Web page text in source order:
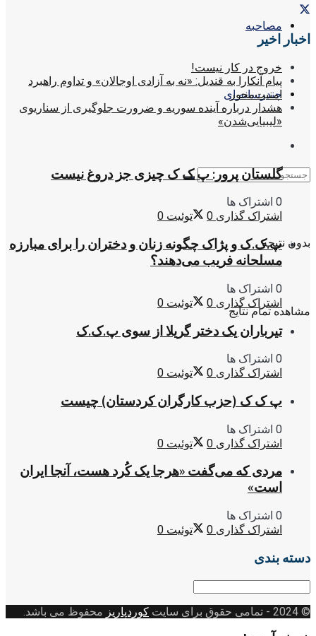
مصاحبه
چندرسانه ای
بدون نتیجه
مشاهده تمام نتایج
اخبار اخیر
خروج در کار نیست!
پیام آنکارا به قندیل: «نه به آزادی اوجالان» و تداوم راهبرد
امنیت‌محور
هشدار درباره آینده سوریه و ضرورت جلوگیری از سناریوی
«لیبیایی‌شدن»
گلستان پرور: پ ک ک چیزی جز دروغ نیست
0 اشتراک ها
اشتراک گذاری 0 توئیت 0
پ.ک.ک و پژاک چگونه زنان و دختران را برای مبارزه
مسلحانه فریب می‌دهند؟
0 اشتراک ها
اشتراک گذاری 0 توئیت 0
تیرباران یک دختر گریلا از سوی پ.ک.ک
0 اشتراک ها
اشتراک گذاری 0 توئیت 0
پ ک ک (حزب کارگران کردستان) چیست
0 اشتراک ها
اشتراک گذاری 0 توئیت 0
مردی که می‌گفت «هرجا یک کُرد هست، آنجا ایران
است»
0 اشتراک ها
اشتراک گذاری 0 توئیت 0
دسته بندی
دسته
© 2024
- تمامی حقوق برای سایت کوردپاریز محفوظ می باشد.